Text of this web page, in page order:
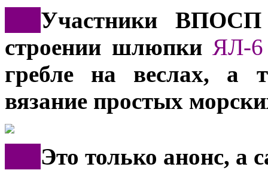
Участники
строении шлюпкиЯЛ-6
гребле на веслах, а
вязание простых
Это только анонс, а